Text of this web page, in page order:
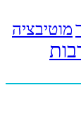
מוטיבציה